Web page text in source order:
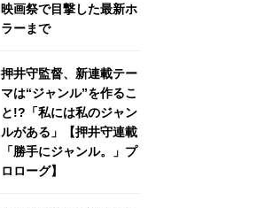
映画祭で目撃した最新ホ
ラーまで
押井守監督、新連載テー
マは“ジャンル”を作るこ
と!?「私には私のジャン
ルがある」【押井守連載
「勝手にジャンル。」プ
ロローグ】